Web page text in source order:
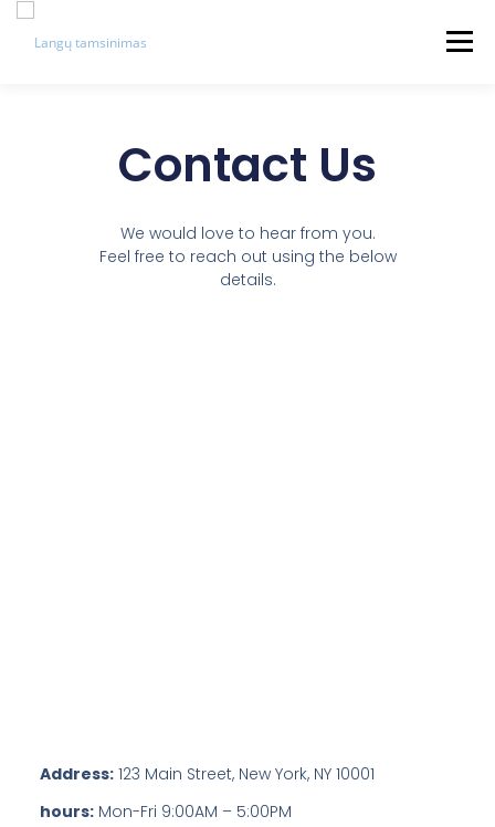
Meniu
Contact Us
We would love to hear from you.
Feel free to reach out using the below
details.
Address:123 Main Street, New York, NY 10001
hours:Mon-Fri 9:00AM – 5:00PM